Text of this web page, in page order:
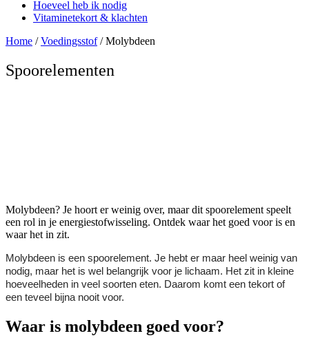
Hoeveel heb ik nodig
Vitaminetekort & klachten
Home /Voedingsstof/ Molybdeen
Spoorelementen
Molybdeen? Je hoort er weinig over, maar dit spoorelement speelt
een rol in je energiestofwisseling. Ontdek waar het goed voor is en
waar het in zit.
Molybdeen is een spoorelement. Je hebt er maar heel weinig van
nodig, maar het is wel belangrijk voor je lichaam. Het zit in kleine
hoeveelheden in veel soorten eten. Daarom komt een tekort of
een teveel bijna nooit voor.
Waar is molybdeen goed voor?